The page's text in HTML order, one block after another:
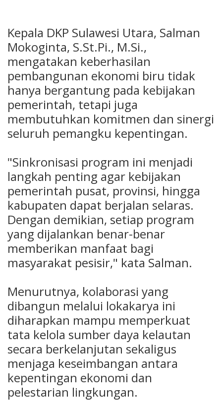
Kepala DKP Sulawesi Utara, Salman
Mokoginta, S.St.Pi., M.Si.,
mengatakan keberhasilan
pembangunan ekonomi biru tidak
hanya bergantung pada kebijakan
pemerintah, tetapi juga
membutuhkan komitmen dan sinergi
seluruh pemangku kepentingan.
"Sinkronisasi program ini menjadi
langkah penting agar kebijakan
pemerintah pusat, provinsi, hingga
kabupaten dapat berjalan selaras.
Dengan demikian, setiap program
yang dijalankan benar-benar
memberikan manfaat bagi
masyarakat pesisir," kata Salman.
Menurutnya, kolaborasi yang
dibangun melalui lokakarya ini
diharapkan mampu memperkuat
tata kelola sumber daya kelautan
secara berkelanjutan sekaligus
menjaga keseimbangan antara
kepentingan ekonomi dan
pelestarian lingkungan.